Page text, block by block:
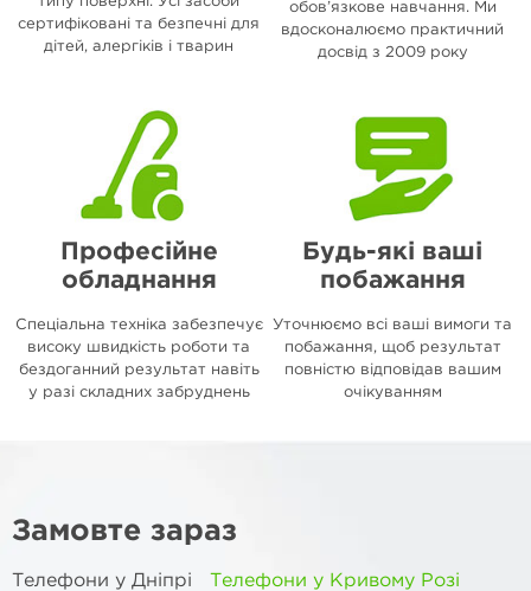
сертифіковані та безпечні для
дітей, алергіків і тварин
обов’язкове навчання. Ми
вдосконалюємо практичний
досвід з 2009 року
Професійне
обладнання
Спеціальна техніка забезпечує
високу швидкість роботи та
бездоганний результат навіть
у разі складних забруднень
Будь-які ваші
побажання
Уточнюємо всі ваші вимоги та
побажання, щоб результат
повністю відповідав вашим
очікуванням
Замовте зараз
Телефони у Дніпрі Телефони у Кривому Розі